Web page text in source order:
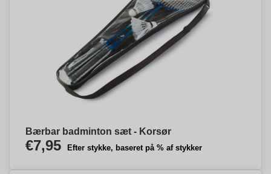
Bærbar badminton sæt - Korsør
€7,95 Efter stykke, baseret på % af stykker